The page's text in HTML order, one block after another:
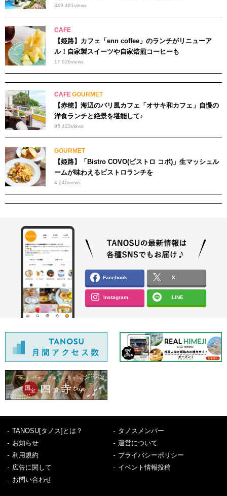
349,481views
CAFE
【姫路】カフェ「enn coffee」のランチがリニューア
ル！自家製スイーツや自家焙煎コーヒーも
17,026views
CAFEGOURMET
【赤穂】海辺のバリ風カフェ「オサキ和カフェ」自慢の
洋食ランチと絶景を堪能して♪
95,423views
GOURMET
【姫路】「Bistro COVO(ビストロ コボ)」生マッシュル
ームが味わえるビストロランチを
4,240views
Facebook X
Instagram LINE
TANOSU[タノス]とは？
タノスメンバー
お知らせ
運営について
利用規約
プライバシーポリシー
広告に関して
イベント情報投稿
お問い合わせ